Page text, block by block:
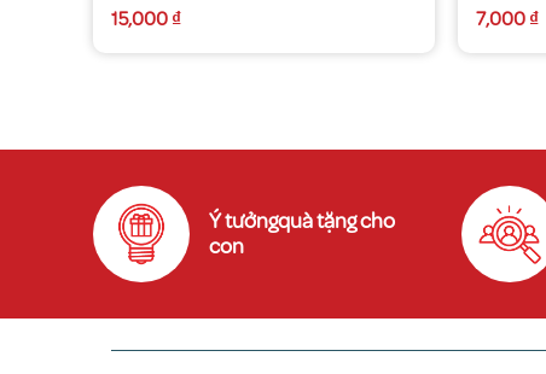
15,000₫ 7,000₫
Ý tưởngquà tặng cho
con